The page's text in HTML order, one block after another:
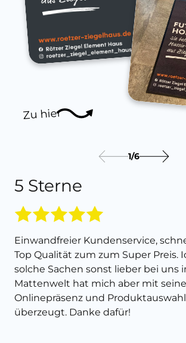
Zu hier
5 Sterne
Einwandfreier Kundenservice,
Top Qualität zum zum Super Preis.
solche Sachen sonst lieber bei uns
Mattenwelt hat mich aber mit
Onlinepräsenz und
überzeugt. Danke dafür!
1/6